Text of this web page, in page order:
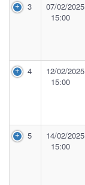
3
07/02/2025
15:00
4
12/02/2025
15:00
5
14/02/2025
15:00